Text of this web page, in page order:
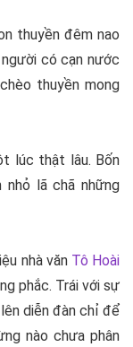
thuyền đêm nao
có cạn nước
thuyền mong
lúc thật lâu. Bốn
nhỏ lã chã những
nhà văn Tô Hoài
phắc. Trái với sự
diễn đàn chỉ để
nào chưa phân